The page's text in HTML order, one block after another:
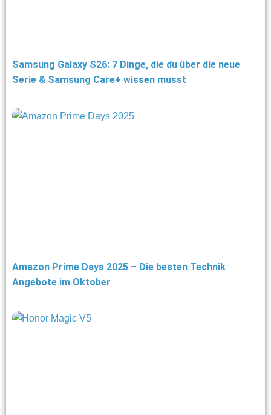
Samsung Galaxy S26: 7 Dinge, die du über die neue
Serie & Samsung Care+ wissen musst
Amazon Prime Days 2025 – Die besten Technik
Angebote im Oktober